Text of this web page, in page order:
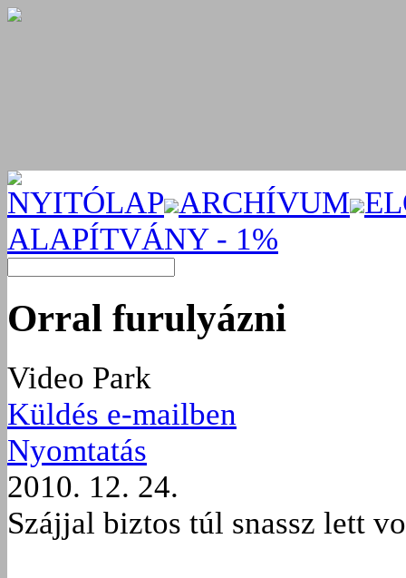
NYITÓLAP ARCHÍVUM
ALAPÍTVÁNY - 1%
Orral furulyázni
Video Park
Küldés e-mailben
Nyomtatás
2010. 12. 24.
Szájjal biztos túl snassz lett